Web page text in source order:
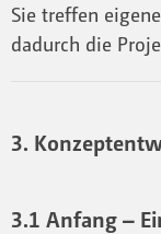
Sie treffen
dadurch die
3.
3.1 Anfang –